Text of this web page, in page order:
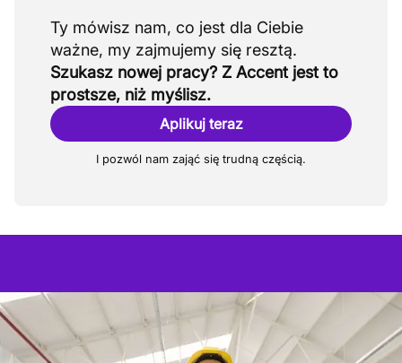
Ty mówisz nam, co jest dla Ciebie
Szukasz nowej pracy? Z Accent jest to
prostsze, niż myślisz.
Aplikuj teraz
I pozwól nam zająć się trudną częścią.